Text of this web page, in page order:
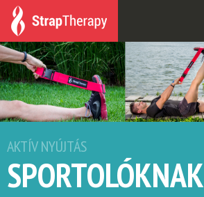
AKTÍV NYÚJTÁS
SPORTOLÓKNAK